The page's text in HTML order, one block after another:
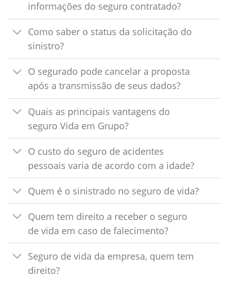
informações do seguro contratado?
Como saber o status da solicitação do
sinistro?
O segurado pode cancelar a proposta
após a transmissão de seus dados?
Quais as principais vantagens do
seguro Vida em Grupo?
O custo do seguro de acidentes
pessoais varia de acordo com a idade?
Quem é o sinistrado no seguro de vida?
Quem tem direito a receber o seguro
de vida em caso de falecimento?
Seguro de vida da empresa, quem tem
direito?